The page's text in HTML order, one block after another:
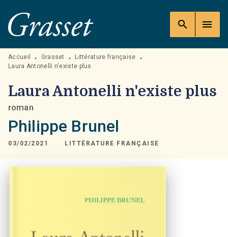
MENU RECHERCHE
PIED DE PAGE
search menu
Accueil • Grasset • Littérature française
•
Laura Antonelli n'existe plus
Laura Antonelli n'existe plus
roman
Philippe Brunel
03/02/2021 LITTÉRATURE FRANÇAISE